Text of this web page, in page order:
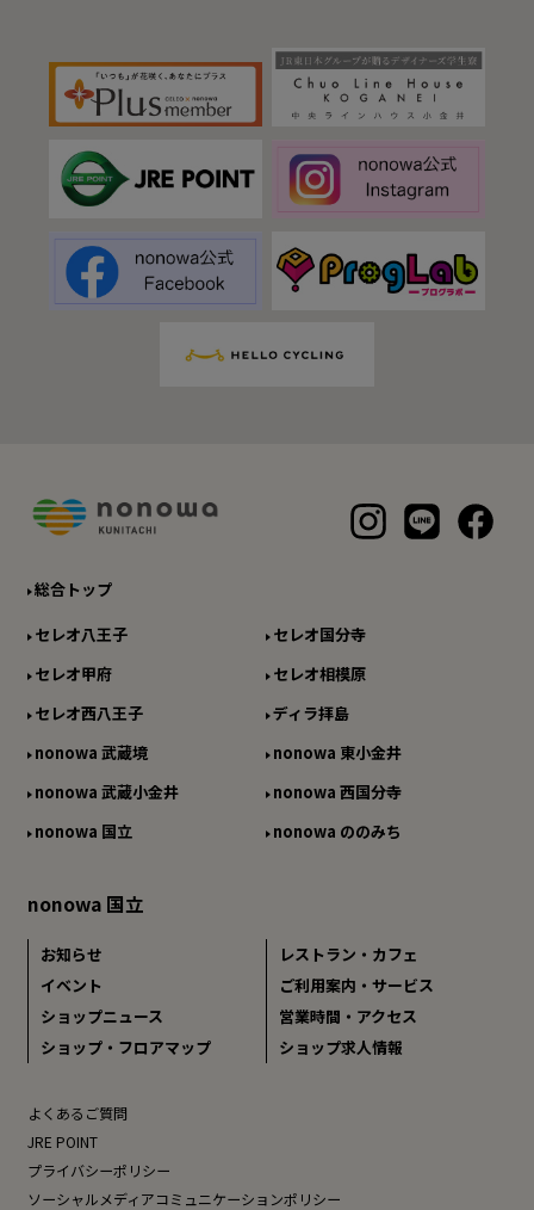
総合トップ
セレオ八王子
セレオ国分寺
セレオ甲府
セレオ相模原
セレオ西八王子
ディラ拝島
nonowa 武蔵境
nonowa 東小金井
nonowa 武蔵小金井
nonowa 西国分寺
nonowa 国立
nonowa ののみち
nonowa 国立
お知らせ
イベント
ショップニュース
ショップ・フロアマップ
レストラン・カフェ
ご利用案内・サービス
営業時間・アクセス
ショップ求人情報
よくあるご質問
JRE POINT
プライバシーポリシー
ソーシャルメディアコミュニケーションポリシー